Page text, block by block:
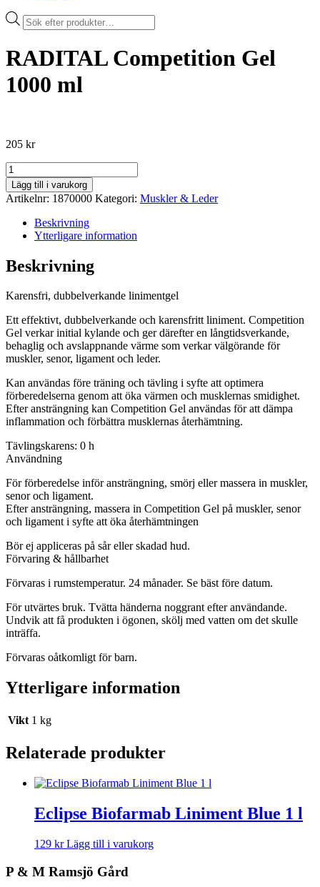
Products
search
RADITAL Competition Gel
1000 ml
205 kr
RADITAL
Competition
Gel
1000
mängd
Lägg till i varukorg
Artikelnr: 1870000 Kategori: Muskler & Leder
Beskrivning
Ytterligare information
Beskrivning
Karensfri, dubbelverkande linimentgel
Ett effektivt, dubbelverkande och karensfritt liniment. Competition
Gel verkar initial kylande och ger därefter en långtidsverkande,
behaglig och avslappnande värme som verkar välgörande för
muskler, senor, ligament och leder.
Kan användas före träning och tävling i syfte att optimera
förberedelserna genom att öka värmen och musklernas smidighet.
Efter ansträngning kan Competition Gel användas för att dämpa
inflammation och förbättra musklernas återhämtning.
Tävlingskarens: 0 h
Användning
För förberedelse inför ansträngning, smörj eller massera in muskler,
senor och ligament.
Efter ansträngning, massera in Competition Gel på muskler, senor
och ligament i syfte att öka återhämtningen
Bör ej appliceras på sår eller skadad hud.
Förvaring & hållbarhet
Förvaras i rumstemperatur. 24 månader. Se bäst före datum.
För utvärtes bruk. Tvätta händerna noggrant efter användande.
Undvik att få produkten i ögonen, skölj med vatten om det skulle
inträffa.
Förvaras oåtkomligt för barn.
Ytterligare information
Vikt 1 kg
Relaterade produkter
Eclipse Biofarmab Liniment Blue 1 l
129 kr Lägg till i varukorg
P & M Ramsjö Gård